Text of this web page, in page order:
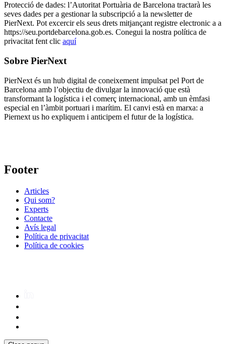
Protecció de dades: l’Autoritat Portuària de Barcelona tractarà les
seves dades per a gestionar la subscripció a la newsletter de
PierNext. Pot excercir els seus drets mitjançant registre electronic a a
https://seu.portdebarcelona.gob.es. Conegui la nostra política de
privacitat fent clic aquí
Sobre PierNext
PierNext és un hub digital de coneixement impulsat pel Port de
Barcelona amb l’objectiu de divulgar la innovació que està
transformant la logística i el comerç internacional, amb un èmfasi
especial en l’àmbit portuari i marítim. El canvi està en marxa: a
Piernext us ho expliquem i anticipem el futur de la logística.
Footer
Articles
Qui som?
Experts
Contacte
Avís legal
Política de privacitat
Política de cookies